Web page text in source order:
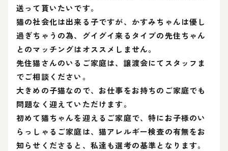
送って貰いたいです。
猫の社会化は出来る子ですが、かすみちゃんは優し
過ぎちゃうの為、グイグイ来るタイプの先住ちゃん
とのマッチングはオススメしません。
先住猫さんのいるご家庭は、譲渡会にてスタッフま
でご相談ください。
大きめの子猫なので、お仕事をお持ちのご家庭でも
問題なく迎えていただけます。
初めて猫ちゃんを迎えるご家庭で、特にお子様のい
らっしゃるご家庭は、猫アレルギー検査の有無をお
知らせくださると、私達も選考の基準となります。